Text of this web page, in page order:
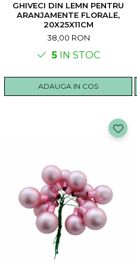
GHIVECI DIN LEMN PENTRU
ARANJAMENTE FLORALE,
20X25X11CM
38,00 RON
5IN STOC
ADAUGA IN COS